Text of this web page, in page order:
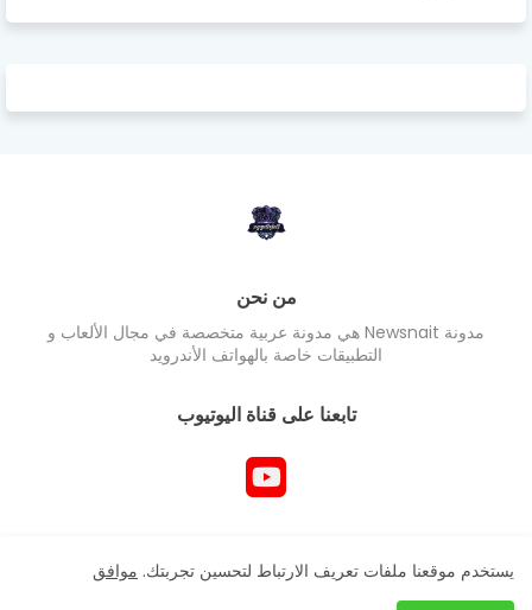
من نحن
مدونة Newsnait هي مدونة عربية متخصصة في مجال الألعاب و
التطبيقات خاصة بالهواتف الأندرويد
تابعنا على قناة اليوتيوب
جميع حقوق المدونة محفوظ Newsnait ©
يستخدم موقعنا ملفات تعريف الارتباط لتحسين تجربتك. موافق